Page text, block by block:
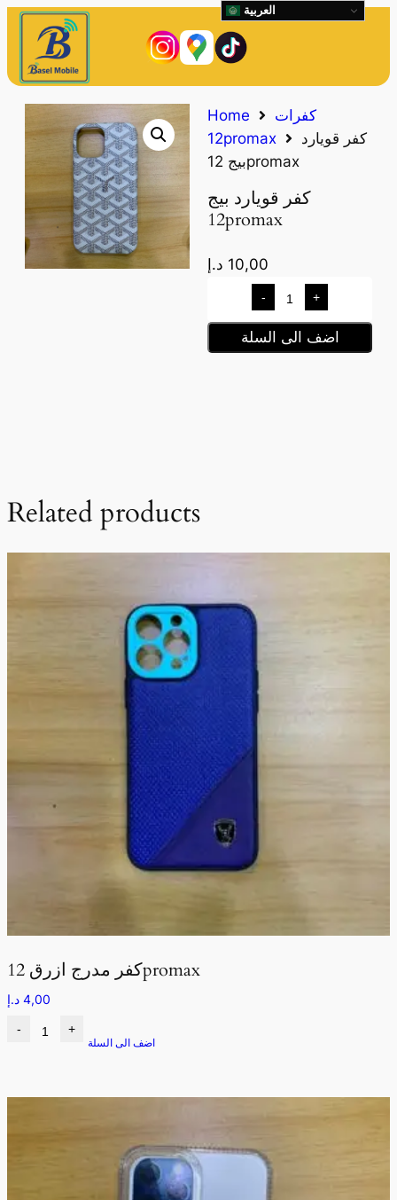
Home
كفرات
12promax
كفر قويارد
بيج 12promax
كفر قويارد بيج
12promax
10,00 د.إ
- +
اضف الى السلة
Related products
كفر مدرج ازرق 12promax
4,00 د.إ
- +
اضف الى السلة
العربية